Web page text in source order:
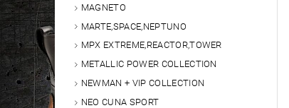
MAGNETO
MARTE,SPACE,NEPTUNO
MPX EXTREME,REACTOR,TOWER
METALLIC POWER COLLECTION
NEWMAN + VIP COLLECTION
NEO CUNA SPORT